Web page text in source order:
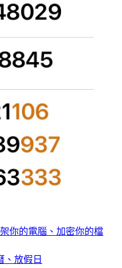
你的電腦、加密你的檔
、放假日